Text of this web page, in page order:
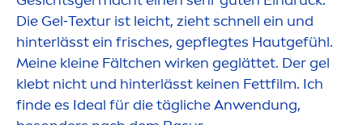
Die Gel‑Textur ist leicht, zieht schnell ein und
hinterlässt ein frisches, gepflegtes Hautgefühl.
Meine kleine Fältchen wirken geglättet. Der gel
klebt nicht und hinterlässt keinen Fettfilm. Ich
finde es Ideal für die tägliche Anwendung,